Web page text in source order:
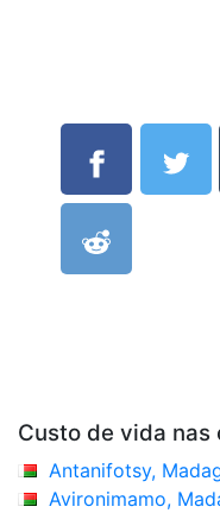
Custo de vida
Antanifotsy,
Avironimamo,